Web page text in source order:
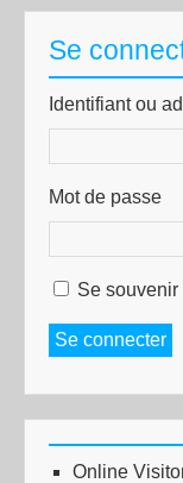
Se
Identifiant ou
Mot de passe
Se souvenir
Se connecter
Online